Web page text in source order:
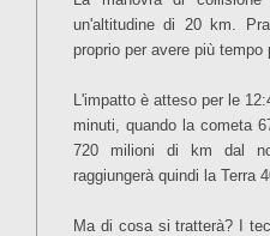
un'altitudine di 20 km.
proprio per avere più
L'impatto è atteso per le
minuti, quando la cometa
720 milioni di km dal
raggiungerà quindi la Terra
Ma di cosa si tratterà? I